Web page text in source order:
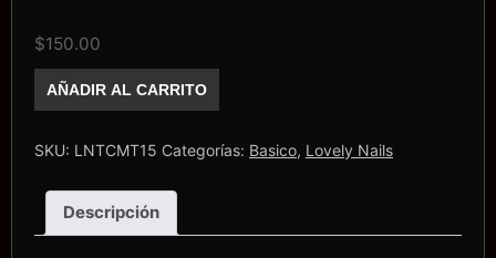
$150.00
Coat
Matte
Nails,
15ml.
cantidad
AÑADIR AL CARRITO
SKU: LNTCMT15 Categorías: Basico, Lovely Nails
Descripción